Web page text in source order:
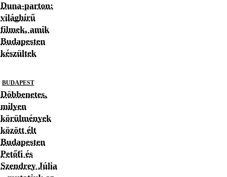
Duna-parton:
világhírű
filmek, amik
Budapesten
készültek
BUDAPEST
Döbbenetes,
milyen
körülmények
között élt
Budapesten
Petőfi és
Szendrey Júlia